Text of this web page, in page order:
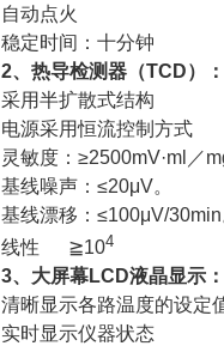
自动点火
稳定时间：十分钟
2、热导检测器 （TCD）
：
采用半扩散式结构
电源采用恒流控制方式
灵敏度：≥2500mV·ml ／
基线噪声：≤20μV。
基线漂移：≤100μV/30min
线性
≧104
3、大屏幕LCD液晶显示：
清晰显示各路温度的设定
实时显示仪器状态